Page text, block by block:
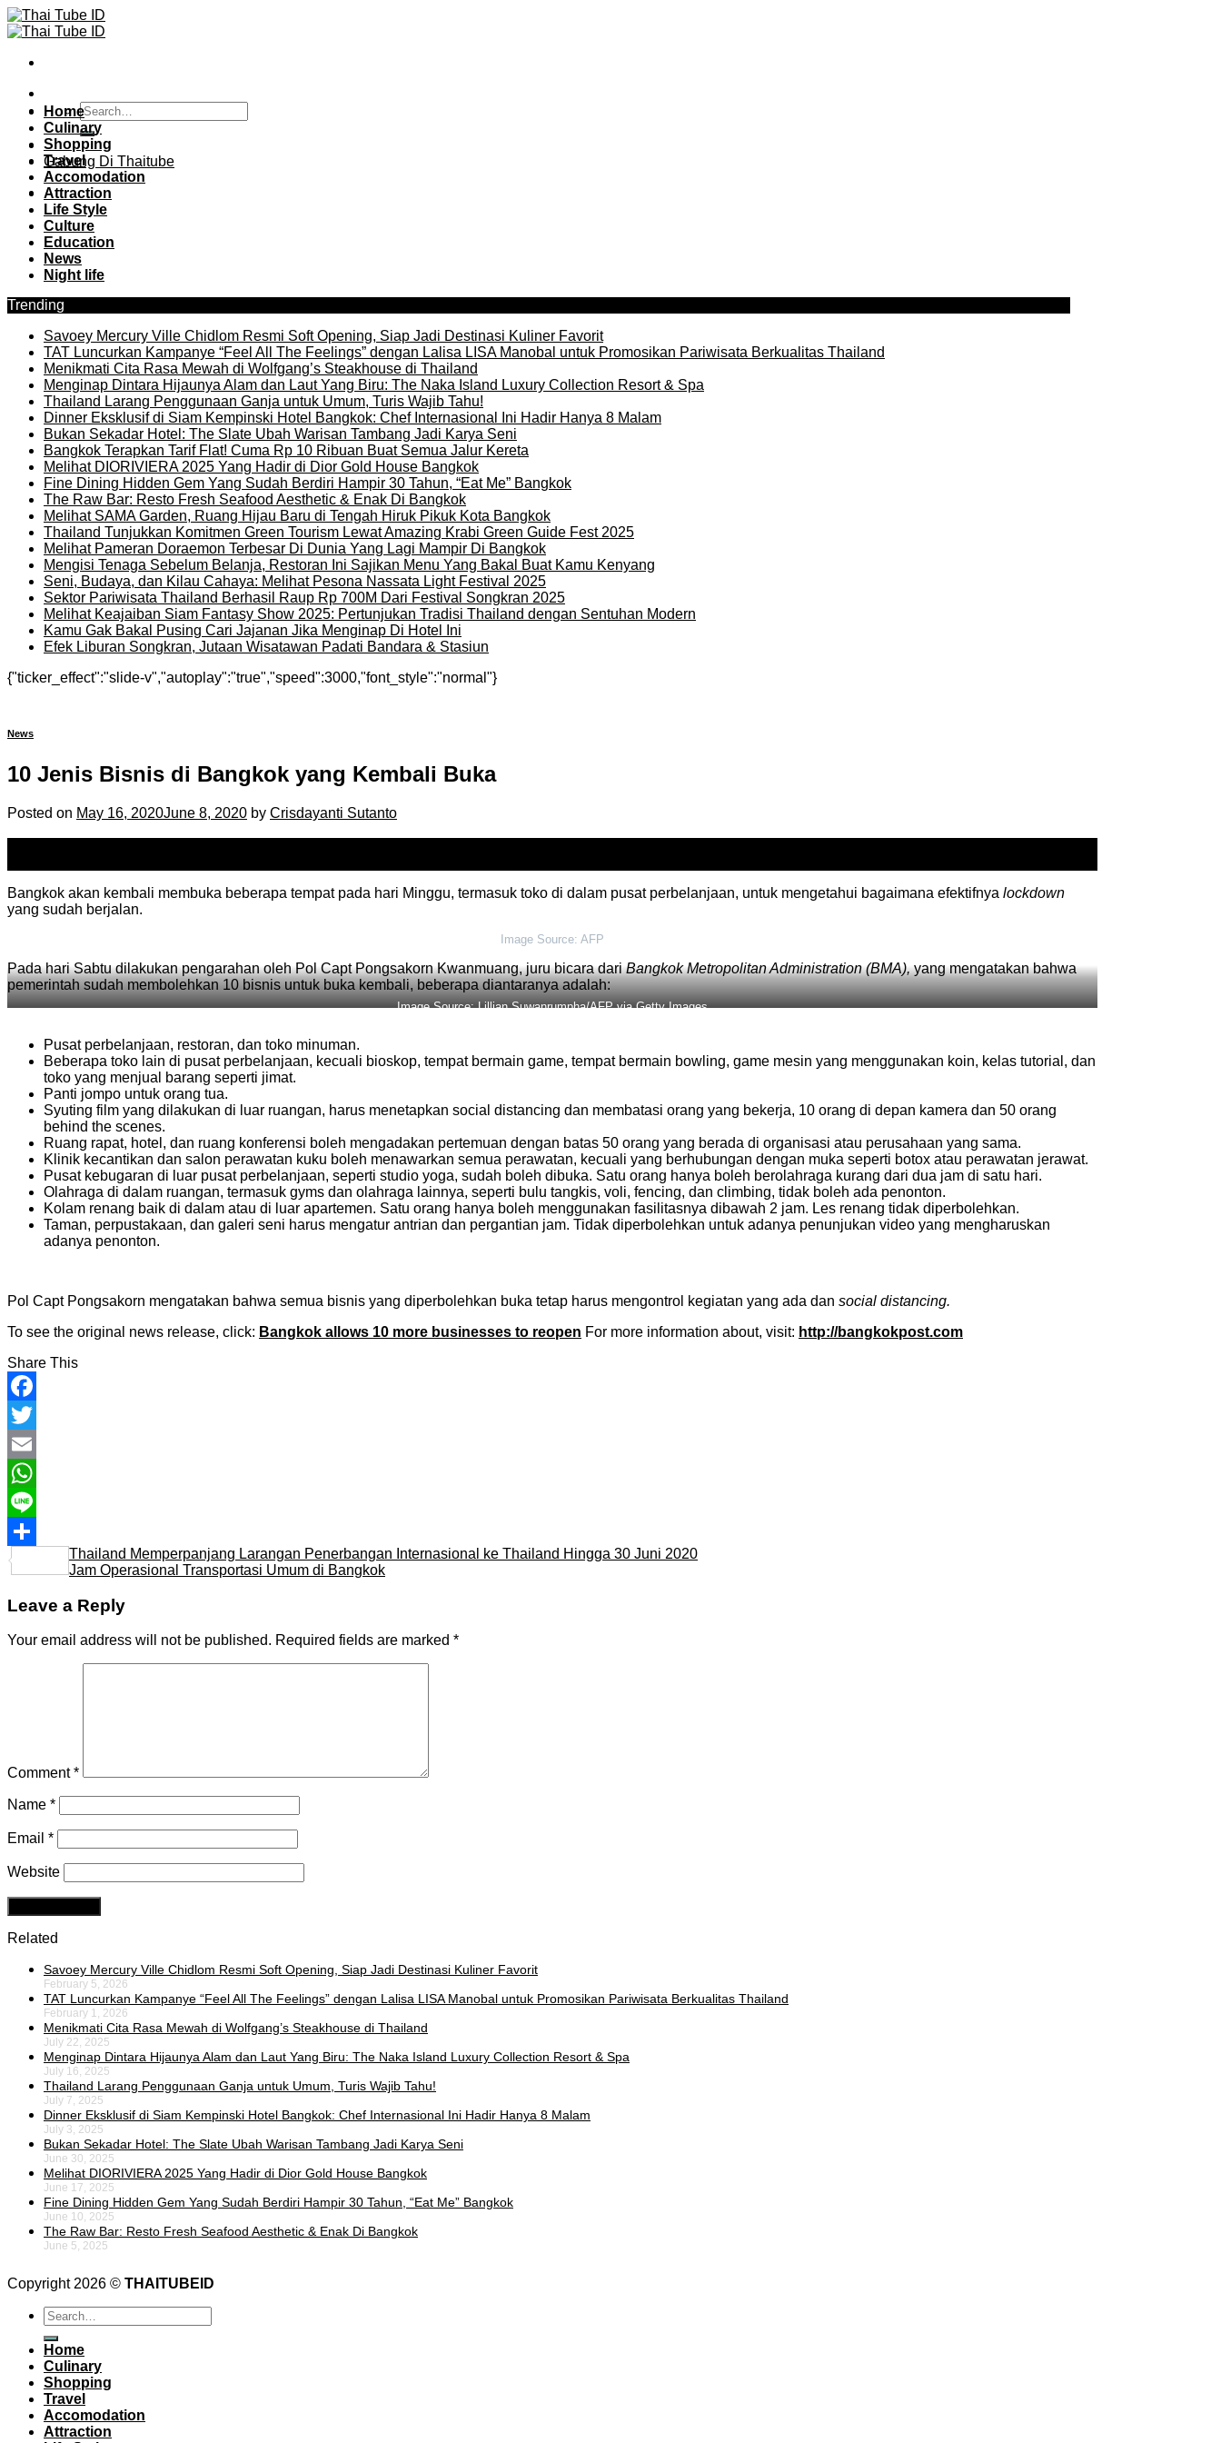
Skip
to
Gabung Di Thaitube
Home
Culinary
Shopping
Travel
Accomodation
Attraction
Life Style
Culture
Education
News
Night life
Trending
Savoey Mercury Ville Chidlom Resmi Soft Opening, Siap Jadi Destinasi Kuliner Favorit
TAT Luncurkan Kampanye “Feel All The Feelings” dengan Lalisa LISA Manobal untuk Promosikan Pariwisata Berkualitas Thailand
Menikmati Cita Rasa Mewah di Wolfgang’s Steakhouse di Thailand
Menginap Dintara Hijaunya Alam dan Laut Yang Biru: The Naka Island Luxury Collection Resort & Spa
Thailand Larang Penggunaan Ganja untuk Umum, Turis Wajib Tahu!
Dinner Eksklusif di Siam Kempinski Hotel Bangkok: Chef Internasional Ini Hadir Hanya 8 Malam
Bukan Sekadar Hotel: The Slate Ubah Warisan Tambang Jadi Karya Seni
Bangkok Terapkan Tarif Flat! Cuma Rp 10 Ribuan Buat Semua Jalur Kereta
Melihat DIORIVIERA 2025 Yang Hadir di Dior Gold House Bangkok
Fine Dining Hidden Gem Yang Sudah Berdiri Hampir 30 Tahun, “Eat Me” Bangkok
The Raw Bar: Resto Fresh Seafood Aesthetic & Enak Di Bangkok
Melihat SAMA Garden, Ruang Hijau Baru di Tengah Hiruk Pikuk Kota Bangkok
Thailand Tunjukkan Komitmen Green Tourism Lewat Amazing Krabi Green Guide Fest 2025
Melihat Pameran Doraemon Terbesar Di Dunia Yang Lagi Mampir Di Bangkok
Mengisi Tenaga Sebelum Belanja, Restoran Ini Sajikan Menu Yang Bakal Buat Kamu Kenyang
Seni, Budaya, dan Kilau Cahaya: Melihat Pesona Nassata Light Festival 2025
Sektor Pariwisata Thailand Berhasil Raup Rp 700M Dari Festival Songkran 2025
Melihat Keajaiban Siam Fantasy Show 2025: Pertunjukan Tradisi Thailand dengan Sentuhan Modern
Kamu Gak Bakal Pusing Cari Jajanan Jika Menginap Di Hotel Ini
Efek Liburan Songkran, Jutaan Wisatawan Padati Bandara & Stasiun
{"ticker_effect":"slide-v","autoplay":"true","speed":3000,"font_style":"normal"}
News
10 Jenis Bisnis di Bangkok yang Kembali Buka
Posted on May 16, 2020June 8, 2020 by Crisdayanti Sutanto
Bangkok akan kembali membuka beberapa tempat pada hari Minggu, termasuk toko di dalam pusat perbelanjaan, untuk mengetahui bagaimana efektifnya lockdown
yang sudah berjalan.
Image Source: AFP
Pada hari Sabtu dilakukan pengarahan oleh Pol Capt Pongsakorn Kwanmuang, juru bicara dariBangkok Metropolitan Administration (BMA),yang mengatakan bahwa
pemerintah sudah membolehkan 10 bisnis untuk buka kembali, beberapa diantaranya adalah:
Image Source: Lillian Suwanrumpha/AFP via Getty Images
Pusat perbelanjaan, restoran, dan toko minuman.
Beberapa toko lain di pusat perbelanjaan, kecuali bioskop, tempat bermain game, tempat bermain bowling, game mesin yang menggunakan koin, kelas tutorial, dan
toko yang menjual barang seperti jimat.
Panti jompo untuk orang tua.
Syuting film yang dilakukan di luar ruangan, harus menetapkan social distancing dan membatasi orang yang bekerja, 10 orang di depan kamera dan 50 orang
behind the scenes.
Ruang rapat, hotel, dan ruang konferensi boleh mengadakan pertemuan dengan batas 50 orang yang berada di organisasi atau perusahaan yang sama.
Klinik kecantikan dan salon perawatan kuku boleh menawarkan semua perawatan, kecuali yang berhubungan dengan muka seperti botox atau perawatan jerawat.
Pusat kebugaran di luar pusat perbelanjaan, seperti studio yoga, sudah boleh dibuka. Satu orang hanya boleh berolahraga kurang dari dua jam di satu hari.
Olahraga di dalam ruangan, termasuk gyms dan olahraga lainnya, seperti bulu tangkis, voli, fencing, dan climbing, tidak boleh ada penonton.
Kolam renang baik di dalam atau di luar apartemen. Satu orang hanya boleh menggunakan fasilitasnya dibawah 2 jam. Les renang tidak diperbolehkan.
Taman, perpustakaan, dan galeri seni harus mengatur antrian dan pergantian jam. Tidak diperbolehkan untuk adanya penunjukan video yang mengharuskan
adanya penonton.
Pol Capt Pongsakorn mengatakan bahwa semua bisnis yang diperbolehkan buka tetap harus mengontrol kegiatan yang ada dan social distancing.
To see the original news release, click: Bangkok allows 10 more businesses to reopen For more information about, visit: http://bangkokpost.com
Share This
Facebook
Twitter
Email
WhatsApp
Line
Share
Thailand Memperpanjang Larangan Penerbangan Internasional ke Thailand Hingga 30 Juni 2020
Jam Operasional Transportasi Umum di Bangkok
Leave a Reply
Your email address will not be published. Required fields are marked *
Comment*
Name *
Email *
Website
Related
Savoey Mercury Ville Chidlom Resmi Soft Opening, Siap Jadi Destinasi Kuliner Favorit
February 5, 2026
TAT Luncurkan Kampanye “Feel All The Feelings” dengan Lalisa LISA Manobal untuk Promosikan Pariwisata Berkualitas Thailand
February 1, 2026
Menikmati Cita Rasa Mewah di Wolfgang’s Steakhouse di Thailand
July 22, 2025
Menginap Dintara Hijaunya Alam dan Laut Yang Biru: The Naka Island Luxury Collection Resort & Spa
July 16, 2025
Thailand Larang Penggunaan Ganja untuk Umum, Turis Wajib Tahu!
July 7, 2025
Dinner Eksklusif di Siam Kempinski Hotel Bangkok: Chef Internasional Ini Hadir Hanya 8 Malam
July 3, 2025
Bukan Sekadar Hotel: The Slate Ubah Warisan Tambang Jadi Karya Seni
June 30, 2025
Melihat DIORIVIERA 2025 Yang Hadir di Dior Gold House Bangkok
June 17, 2025
Fine Dining Hidden Gem Yang Sudah Berdiri Hampir 30 Tahun, “Eat Me” Bangkok
June 10, 2025
The Raw Bar: Resto Fresh Seafood Aesthetic & Enak Di Bangkok
June 5, 2025
Copyright 2026 © THAITUBEID
Home
Culinary
Shopping
Travel
Accomodation
Attraction